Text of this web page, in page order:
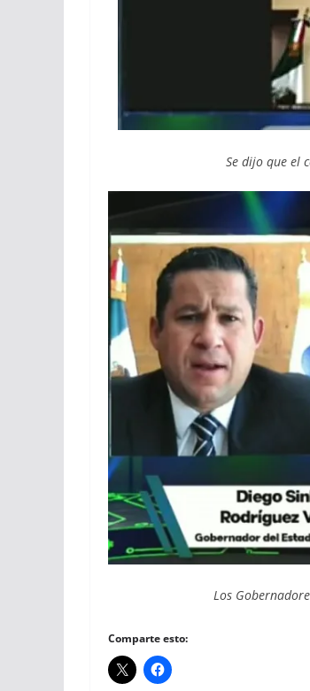
Se dijo que el
Los
Comparte esto: